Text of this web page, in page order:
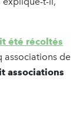
été récoltés
associations de
associations